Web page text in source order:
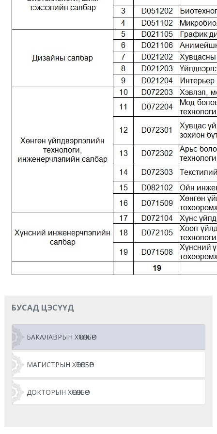
БУСАД ЦЭСҮҮД
БАКАЛАВРЫН ХӨТӨЛБӨР
МАГИСТРЫН ХӨТӨЛБӨР
ДОКТОРЫН ХӨТӨЛБӨР